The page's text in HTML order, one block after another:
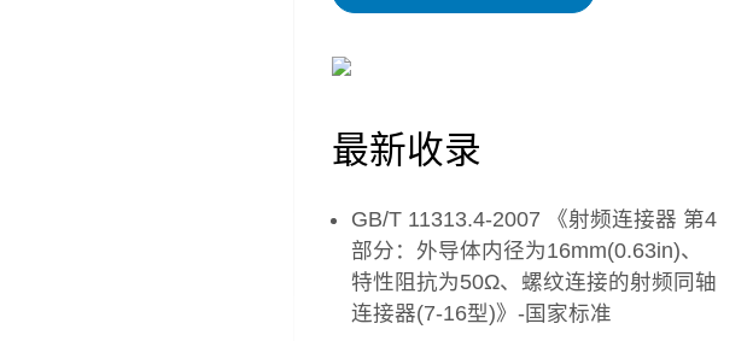
最新收录
GB/T 11313.4-2007 《射频连接器 第4
部分：外导体内径为16mm(0.63in)、
特性阻抗为50Ω、螺纹连接的射频同轴
连接器(7-16型)》-国家标准